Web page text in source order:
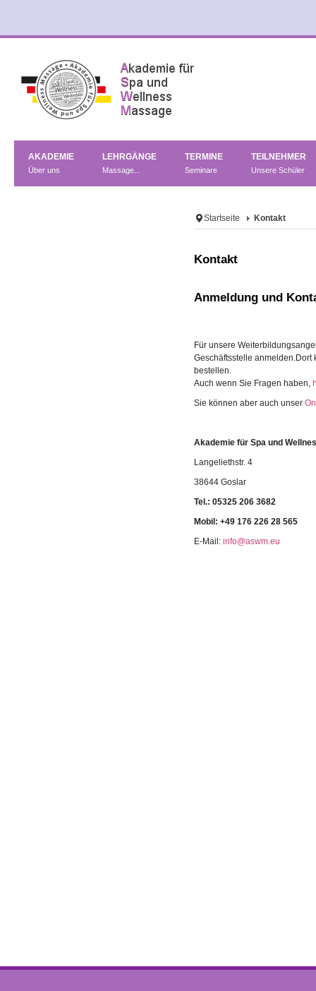
AKADEMIE
Über uns
LEHRGÄNGE
Massage...
TERMINE
Seminare
TEILNEHMER
Unsere Schüler
Startseite Kontakt
Kontakt
Anmeldung und
Für unsere
Geschäftsstelle
bestellen.
Auch wenn Sie Fragen haben,
Sie können aber auch unser
Akademie für Spa und
Langeliethstr. 4
38644 Goslar
Tel.:05325 206 3682
Mobil: +49 176 226 28 565
E-Mail:info@aswm.eu